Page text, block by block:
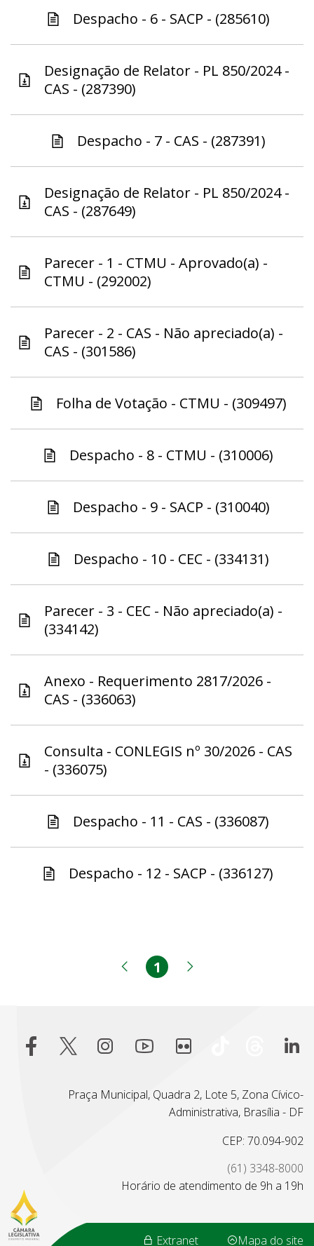
Despacho - 6 - SACP - (285610)
Designação de Relator - PL 850/2024 -
CAS - (287390)
Despacho - 7 - CAS - (287391)
Designação de Relator - PL 850/2024 -
CAS - (287649)
Parecer - 1 - CTMU - Aprovado(a) -
CTMU - (292002)
Parecer - 2 - CAS - Não apreciado(a) -
CAS - (301586)
Folha de Votação - CTMU - (309497)
Despacho - 8 - CTMU - (310006)
Despacho - 9 - SACP - (310040)
Despacho - 10 - CEC - (334131)
Parecer - 3 - CEC - Não apreciado(a) -
(334142)
Anexo - Requerimento 2817/2026 -
CAS - (336063)
Consulta - CONLEGIS nº 30/2026 - CAS
- (336075)
Despacho - 11 - CAS - (336087)
Despacho - 12 - SACP - (336127)
Página anterior
Página
1
Praça Municipal, Quadra 2, Lote 5, Zona Cívico-
Administrativa, Brasília - DF
CEP: 70.094-902
(61) 3348-8000
Horário de atendimento de 9h a 19h
Extranet Mapa do site